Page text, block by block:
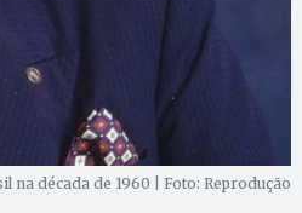
na década de 1960 | Foto: Reprodução